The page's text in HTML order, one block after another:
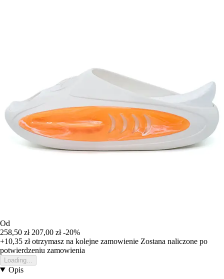
Od
258,50 zł 207,00 zł -20%
+10,35 złotrzymasz na kolejne zamowienie Zostana naliczone po
potwierdzeniu zamowienia
Loading...
Opis